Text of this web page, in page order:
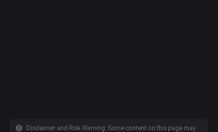
Disclaimer and Risk Warning: Some content on this page may